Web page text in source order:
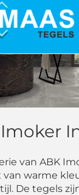
van ABK
van warme
De tegels